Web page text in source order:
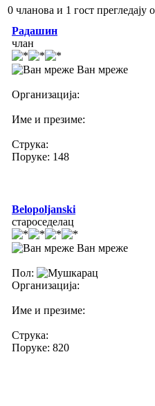
0 чланова и 1 гост прегледају
Радашин
члан
Ван мреже
Организација:
Име и презиме:
Струка:
Поруке: 148
Belopoljanski
староседелац
Ван мреже
Пол:
Организација:
Име и презиме:
Струка:
Поруке: 820